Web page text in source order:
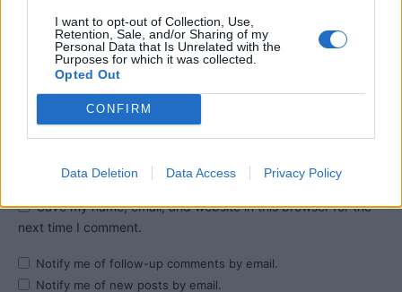
I want to opt-out of Collection, Use,
Retention, Sale, and/or Sharing of my
Personal Data that Is Unrelated with the
Purposes for which it was collected.
Opted Out
CONFIRM
Data Deletion Data Access Privacy Policy
Save my name, email, and website in this browser for the
next time I comment.
Notify me of follow-up comments by email.
Notify me of new posts by email.